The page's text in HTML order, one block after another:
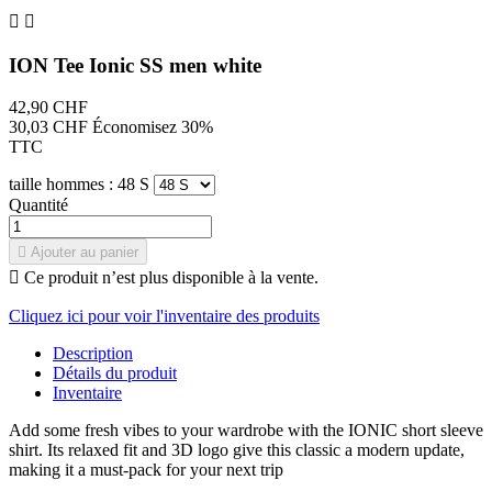
 
ION Tee Ionic SS men white
42,90 CHF
30,03 CHF Économisez 30%
TTC
taille hommes : 48 S
Quantité
 Ajouter au panier
 Ce produit n’est plus disponible à la vente.
Cliquez ici pour voir l'inventaire des produits
Description
Détails du produit
Inventaire
Add some fresh vibes to your wardrobe with the IONIC short sleeve
shirt. Its relaxed fit and 3D logo give this classic a modern update,
making it a must-pack for your next trip